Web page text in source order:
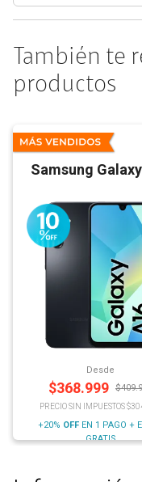
También te
productos
Samsung
Desde
$368.999 $
PRECIO SIN IMPUESTOS
+20% OFF EN 1 PAGO +
GRATIS